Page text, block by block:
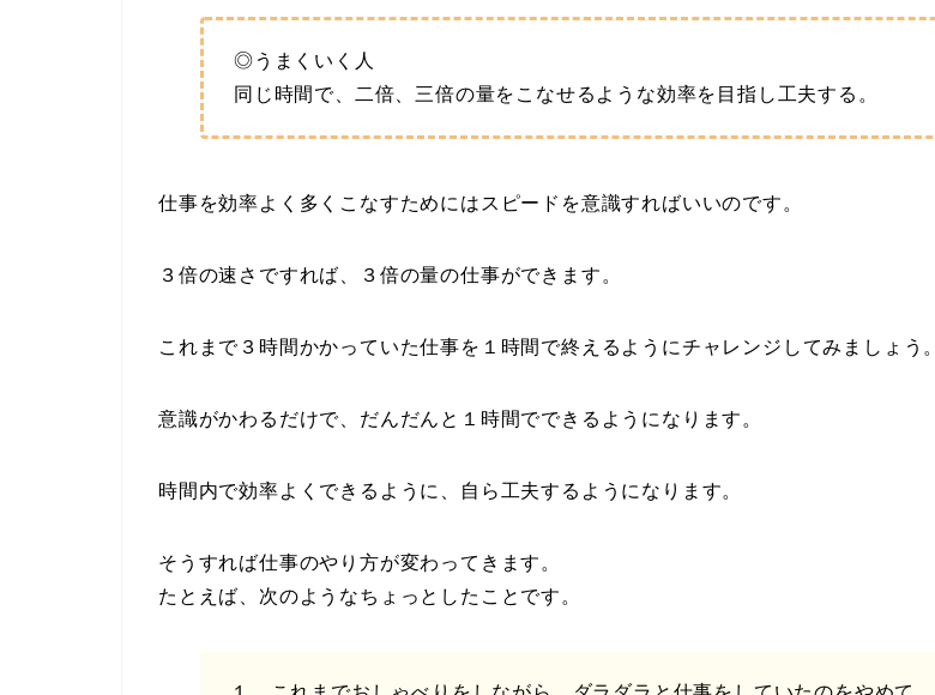
◎うまくいく人
同じ時間で、二倍、三倍の量をこなせるような効率を目指し工夫する。
仕事を効率よく多くこなすためにはスピードを意識すればいいのです。
３倍の速さですれば、３倍の量の仕事ができます。
これまで３時間かかっていた仕事を１時間で終えるようにチャレンジしてみましょう。
意識がかわるだけで、だんだんと１時間でできるようになります。
時間内で効率よくできるように、自ら工夫するようになります。
そうすれば仕事のやり方が変わってきます。
たとえば、次のようなちょっとしたことです。